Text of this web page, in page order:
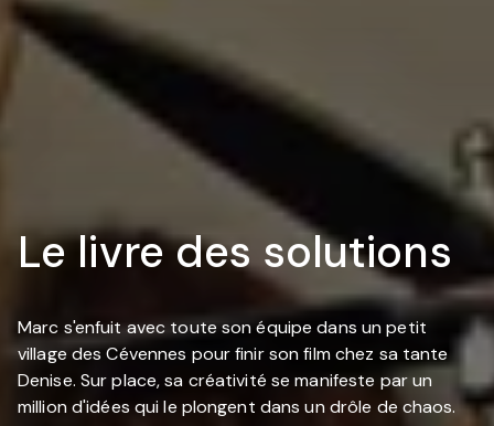
Le livre des solutions
Marc s'enfuit avec toute son équipe dans un petit
village des Cévennes pour finir son film chez sa tante
Denise. Sur place, sa créativité se manifeste par un
million d'idées qui le plongent dans un drôle de chaos.